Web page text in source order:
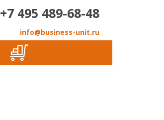
+7 495 489-68-48
info@business-unit.ru